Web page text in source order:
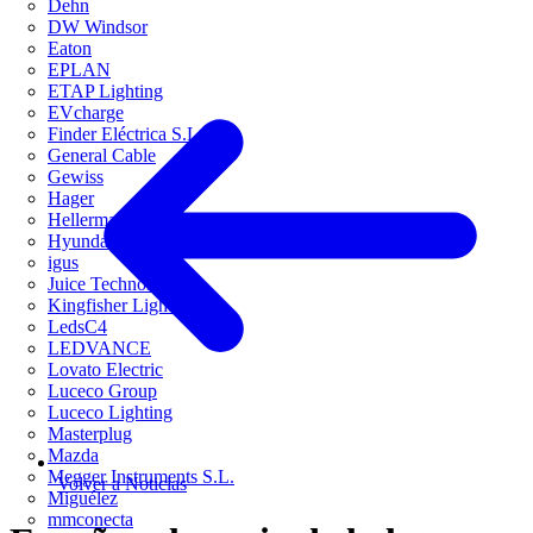
Dehn
DW Windsor
Eaton
EPLAN
ETAP Lighting
EVcharge
Finder Eléctrica S.L.U
General Cable
Gewiss
Hager
HellermannTyton
Hyundai Electric
igus
Juice Technology
Kingfisher Lighting
LedsC4
LEDVANCE
Lovato Electric
Luceco Group
Luceco Lighting
Masterplug
Mazda
Megger Instruments S.L.
Miguélez
mmconecta
Volver a Noticias